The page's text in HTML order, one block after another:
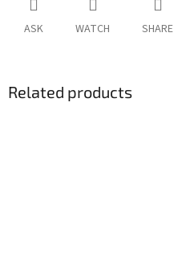
ASK WATCH SHARE
Related products